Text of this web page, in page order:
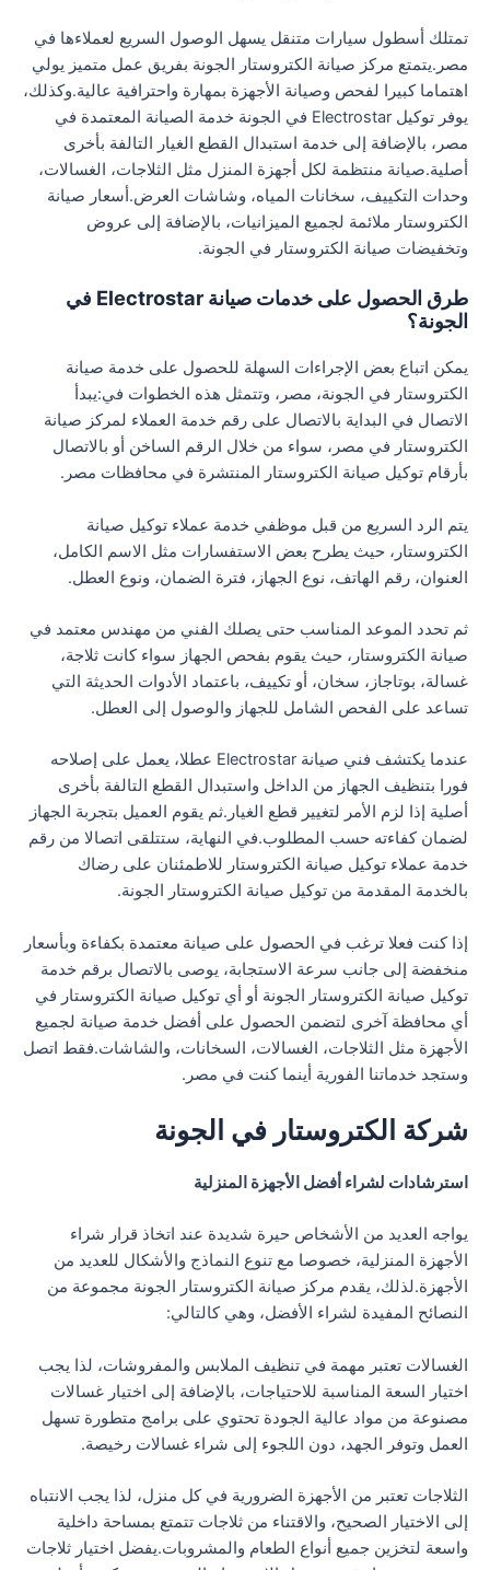
تمتلك أسطول سيارات متنقل يسهل الوصول السريع لعملاءها في
مصر.يتمتع مركز صيانة الكتروستار الجونة بفريق عمل متميز يولي
اهتماما كبيرا لفحص وصيانة الأجهزة بمهارة واحترافية عالية.وكذلك،
يوفر توكيل Electrostar في الجونة خدمة الصيانة المعتمدة في
مصر، بالإضافة إلى خدمة استبدال القطع الغيار التالفة بأخرى
أصلية.صيانة منتظمة لكل أجهزة المنزل مثل الثلاجات، الغسالات،
وحدات التكييف، سخانات المياه، وشاشات العرض.أسعار صيانة
الكتروستار ملائمة لجميع الميزانيات، بالإضافة إلى عروض
وتخفيضات صيانة الكتروستار في الجونة.
طرق الحصول على خدمات صيانة Electrostar في
الجونة؟
يمكن اتباع بعض الإجراءات السهلة للحصول على خدمة صيانة
الكتروستار في الجونة، مصر، وتتمثل هذه الخطوات في:يبدأ
الاتصال في البداية بالاتصال على رقم خدمة العملاء لمركز صيانة
الكتروستار في مصر، سواء من خلال الرقم الساخن أو بالاتصال
بأرقام توكيل صيانة الكتروستار المنتشرة في محافظات مصر.
يتم الرد السريع من قبل موظفي خدمة عملاء توكيل صيانة
الكتروستار، حيث يطرح بعض الاستفسارات مثل الاسم الكامل،
العنوان، رقم الهاتف، نوع الجهاز، فترة الضمان، ونوع العطل.
ثم تحدد الموعد المناسب حتى يصلك الفني من مهندس معتمد في
صيانة الكتروستار، حيث يقوم بفحص الجهاز سواء كانت ثلاجة،
غسالة، بوتاجاز، سخان، أو تكييف، باعتماد الأدوات الحديثة التي
تساعد على الفحص الشامل للجهاز والوصول إلى العطل.
عندما يكتشف فني صيانة Electrostar عطلا، يعمل على إصلاحه
فورا بتنظيف الجهاز من الداخل واستبدال القطع التالفة بأخرى
أصلية إذا لزم الأمر لتغيير قطع الغيار.ثم يقوم العميل بتجربة الجهاز
لضمان كفاءته حسب المطلوب.في النهاية، ستتلقى اتصالا من رقم
خدمة عملاء توكيل صيانة الكتروستار للاطمئنان على رضاك
بالخدمة المقدمة من توكيل صيانة الكتروستار الجونة.
إذا كنت فعلا ترغب في الحصول على صيانة معتمدة بكفاءة وبأسعار
منخفضة إلى جانب سرعة الاستجابة، يوصى بالاتصال برقم خدمة
توكيل صيانة الكتروستار الجونة أو أي توكيل صيانة الكتروستار في
أي محافظة آخرى لتضمن الحصول على أفضل خدمة صيانة لجميع
الأجهزة مثل الثلاجات، الغسالات، السخانات، والشاشات.فقط اتصل
وستجد خدماتنا الفورية أينما كنت في مصر.
شركة الكتروستار في الجونة
استرشادات لشراء أفضل الأجهزة المنزلية
يواجه العديد من الأشخاص حيرة شديدة عند اتخاذ قرار شراء
الأجهزة المنزلية، خصوصا مع تنوع النماذج والأشكال للعديد من
الأجهزة.لذلك، يقدم مركز صيانة الكتروستار الجونة مجموعة من
النصائح المفيدة لشراء الأفضل، وهي كالتالي:
الغسالات تعتبر مهمة في تنظيف الملابس والمفروشات، لذا يجب
اختيار السعة المناسبة للاحتياجات، بالإضافة إلى اختيار غسالات
مصنوعة من مواد عالية الجودة تحتوي على برامج متطورة تسهل
العمل وتوفر الجهد، دون اللجوء إلى شراء غسالات رخيصة.
الثلاجات تعتبر من الأجهزة الضرورية في كل منزل، لذا يجب الانتباه
إلى الاختيار الصحيح، والاقتناء من ثلاجات تتمتع بمساحة داخلية
واسعة لتخزين جميع أنواع الطعام والمشروبات.يفضل اختيار ثلاجات